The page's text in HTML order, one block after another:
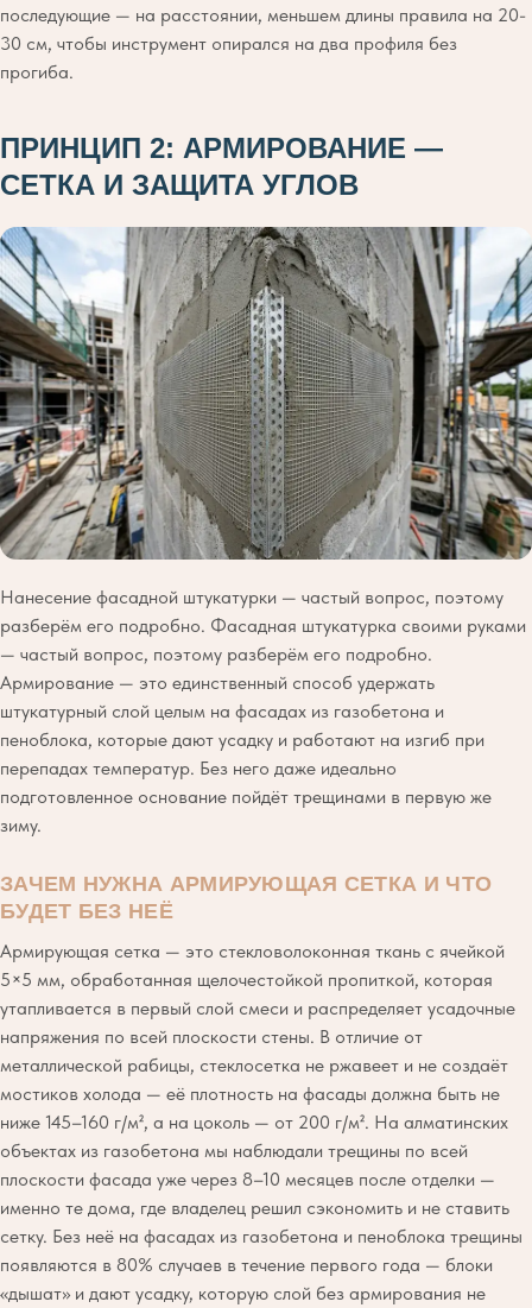
последующие — на расстоянии, меньшем длины правила на 20-
30 см, чтобы инструмент опирался на два профиля без
прогиба.
ПРИНЦИП 2: АРМИРОВАНИЕ —
СЕТКА И ЗАЩИТА УГЛОВ
Нанесение фасадной штукатурки — частый вопрос, поэтому
разберём его подробно. Фасадная штукатурка своими руками
— частый вопрос, поэтому разберём его подробно.
Армирование — это единственный способ удержать
штукатурный слой целым на фасадах из газобетона и
пеноблока, которые дают усадку и работают на изгиб при
перепадах температур. Без него даже идеально
подготовленное основание пойдёт трещинами в первую же
зиму.
ЗАЧЕМ НУЖНА АРМИРУЮЩАЯ СЕТКА И ЧТО
БУДЕТ БЕЗ НЕЁ
Армирующая сетка — это стекловолоконная ткань с ячейкой
5×5 мм, обработанная щелочестойкой пропиткой, которая
утапливается в первый слой смеси и распределяет усадочные
напряжения по всей плоскости стены. В отличие от
металлической рабицы, стеклосетка не ржавеет и не создаёт
мостиков холода — её плотность на фасады должна быть не
ниже 145–160 г/м², а на цоколь — от 200 г/м². На алматинских
объектах из газобетона мы наблюдали трещины по всей
плоскости фасада уже через 8–10 месяцев после отделки —
именно те дома, где владелец решил сэкономить и не ставить
сетку. Без неё на фасадах из газобетона и пеноблока трещины
появляются в 80% случаев в течение первого года — блоки
«дышат» и дают усадку, которую слой без армирования не